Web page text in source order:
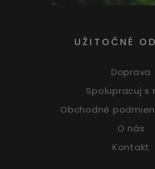
UŽITOČNÉ
Doprava
Spolupracuj s
Obchodné
O nás
Kontakt